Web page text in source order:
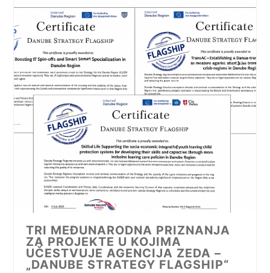
TRI MEĐUNARODNA PRIZNANJA
ZA PROJEKTE U KOJIMA
UČESTVUJE AGENCIJA ZEDA –
„DANUBE STRATEGY FLAGSHIP“